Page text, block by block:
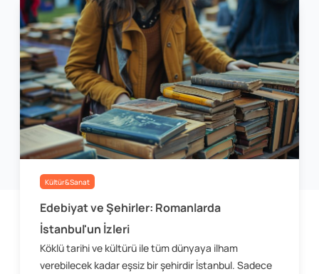
Kültür&Sanat
Edebiyat ve Şehirler: Romanlarda
İstanbul'un İzleri
Köklü tarihi ve kültürü ile tüm dünyaya ilham
verebilecek kadar eşsiz bir şehirdir İstanbul. Sadece